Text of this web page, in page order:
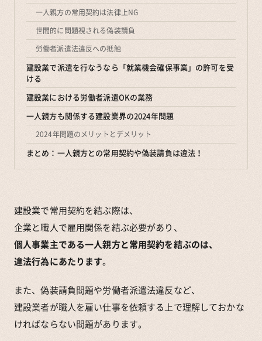
一人親方の常用契約は法律上NG
世間的に問題視される偽装請負
労働者派遣法違反への抵触
建設業で派遣を行なうなら「就業機会確保事業」の許可を受
ける
建設業における労働者派遣OKの業務
一人親方も関係する建設業界の2024年問題
2024年問題のメリットとデメリット
まとめ：一人親方との常用契約や偽装請負は違法！
建設業で常用契約を結ぶ際は、
企業と職人で雇用関係を結ぶ必要があり、
個人事業主である一人親方と常用契約を結ぶのは、
違法行為にあたります。
また、偽装請負問題や労働者派遣法違反など、
建設業者が職人を雇い仕事を依頼する上で理解しておかな
ければならない問題があります。